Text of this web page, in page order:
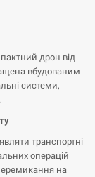
дрон від
вбудованим
системи,
транспортні
операцій
на